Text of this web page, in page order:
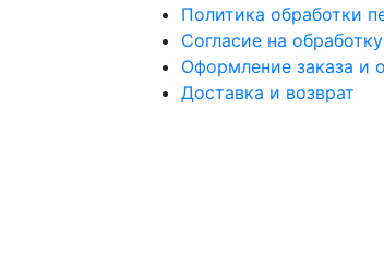
Политика обработки
Согласие на
Оформление заказа и
Доставка и возврат